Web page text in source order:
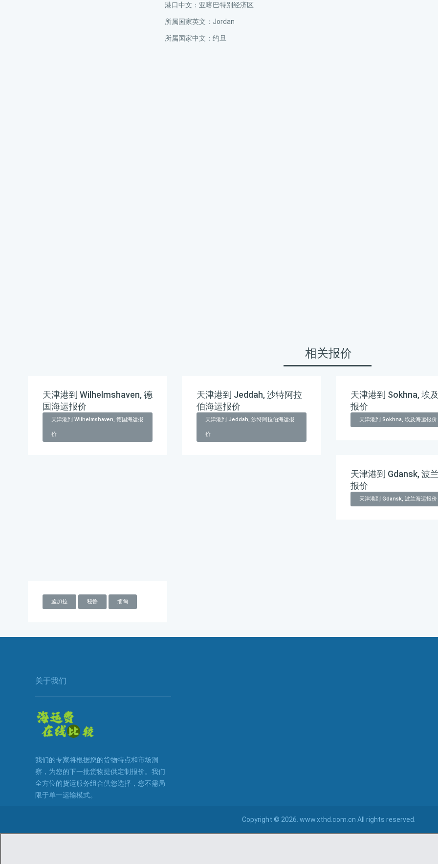
港口中文：亚喀巴特别经济区
所属国家英文：Jordan
所属国家中文：约旦
相关报价
天津港到 Wilhelmshaven, 德
国海运报价
天津港到 Wilhelmshaven, 德国海运报
价
天津港到 Jeddah, 沙特阿拉
伯海运报价
天津港到 Jeddah, 沙特阿拉伯海运报
价
天津港到 Sokhna, 埃
报价
天津港到 Sokhna, 埃及海运报价
天津港到 Gdansk, 波
报价
天津港到 Gdansk, 波兰海运报价
孟加拉 秘鲁 缅甸
关于我们
我们的专家将根据您的货物特点和市场洞
察，为您的下一批货物提供定制报价。我们
全方位的货运服务组合供您选择，您不需局
限于单一运输模式。
Copyright © 2026. www.xthd.com.cn All rights reserved.